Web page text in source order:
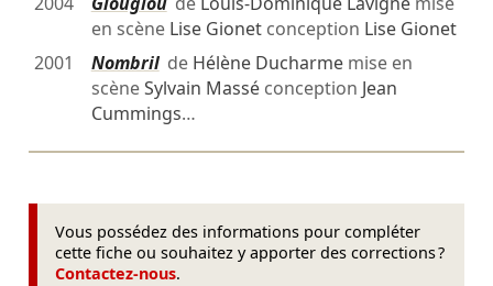
en scène Lise Gionetconception Lise Gionet
2001
Nombrilde Hélène Ducharmemise en
scèneSylvain Masséconception Jean
Cummings…
Vous possédez des informations pour compléter
cette fiche ou souhaitez y apporter des corrections ?
Contactez-nous.